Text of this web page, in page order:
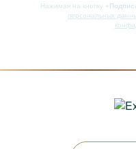
Нажимая на кнопку
персональных